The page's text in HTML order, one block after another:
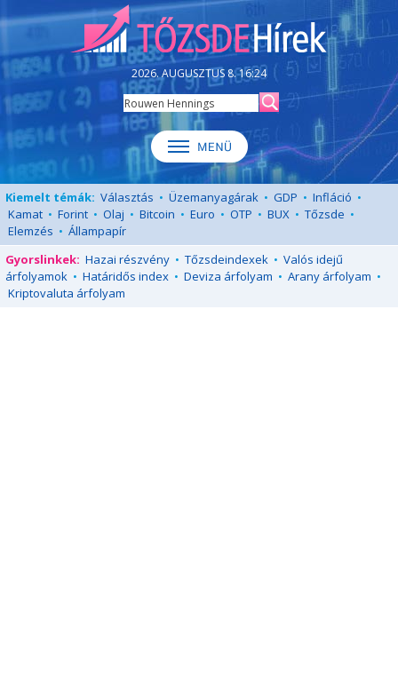
2026. AUGUSZTUS 8. 16:24
Kiemelt témák: Választás • Üzemanyagárak • GDP • Infláció •
Kamat • Forint • Olaj • Bitcoin • Euro • OTP • BUX • Tőzsde •
Elemzés • Állampapír
Gyorslinkek: Hazai részvény • Tőzsdeindexek • Valós idejű
árfolyamok • Határidős index • Deviza árfolyam • Arany árfolyam •
Kriptovaluta árfolyam